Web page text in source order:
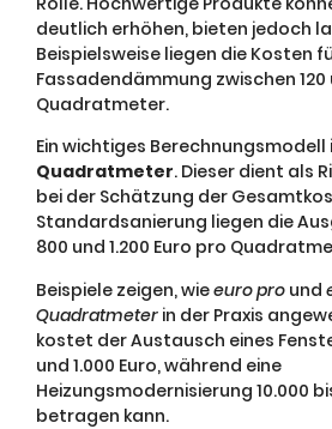
deutlich erhöhen, bieten jedoch
Beispielsweise liegen die Kosten
Fassadendämmung zwischen 120
Quadratmeter.
Ein wichtiges Berechnungsmodell
Quadratmeter. Dieser dient als
bei der Schätzung der
Standardsanierung liegen die
800 und 1.200 Euro pro
Beispiele zeigen, wieeuro pro und
Quadratmeter in der Praxis
kostet der Austausch eines
und 1.000 Euro, während eine
Heizungsmodernisierung 10.000
betragen kann.